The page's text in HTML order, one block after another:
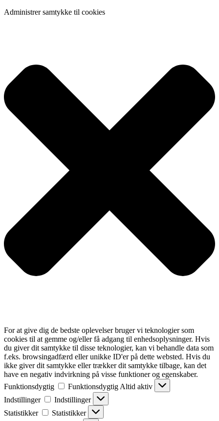
Administrer samtykke til cookies
For at give dig de bedste oplevelser bruger vi teknologier som
cookies til at gemme og/eller få adgang til enhedsoplysninger. Hvis
du giver dit samtykke til disse teknologier, kan vi behandle data som
f.eks. browsingadfærd eller unikke ID'er på dette websted. Hvis du
ikke giver dit samtykke eller trækker dit samtykke tilbage, kan det
have en negativ indvirkning på visse funktioner og egenskaber.
Funktionsdygtig
Funktionsdygtig Altid aktiv
Indstillinger
Indstillinger
Statistikker
Statistikker